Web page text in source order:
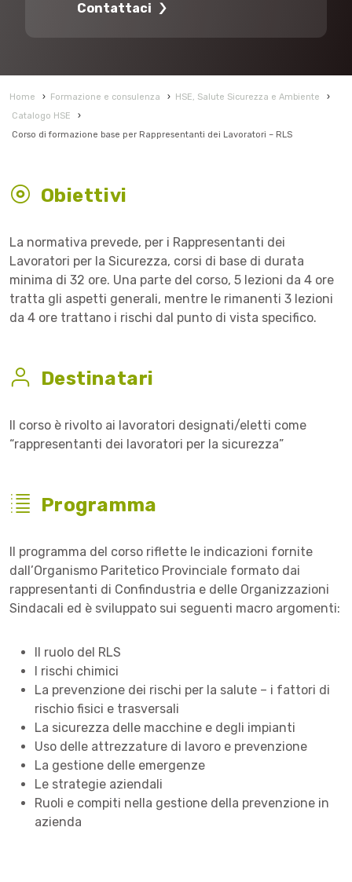
Contattaci
Home › Formazione e consulenza › HSE, Salute Sicurezza e Ambiente
›
Catalogo HSE
›
Corso di formazione base per Rappresentanti dei Lavoratori – RLS
Obiettivi
La normativa prevede, per i Rappresentanti dei
Lavoratori per la Sicurezza, corsi di base di durata
minima di 32 ore. Una parte del corso, 5 lezioni da 4 ore
tratta gli aspetti generali, mentre le rimanenti 3 lezioni
da 4 ore trattano i rischi dal punto di vista specifico.
Destinatari
Il corso è rivolto ai lavoratori designati/eletti come
“rappresentanti dei lavoratori per la sicurezza”
Programma
Il programma del corso riflette le indicazioni fornite
dall’Organismo Paritetico Provinciale formato dai
rappresentanti di Confindustria e delle Organizzazioni
Sindacali ed è sviluppato sui seguenti macro argomenti:
Il ruolo del RLS
I rischi chimici
La prevenzione dei rischi per la salute – i fattori di
rischio fisici e trasversali
La sicurezza delle macchine e degli impianti
Uso delle attrezzature di lavoro e prevenzione
La gestione delle emergenze
Le strategie aziendali
Ruoli e compiti nella gestione della prevenzione in
azienda